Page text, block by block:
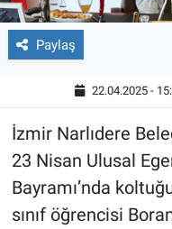
Paylaş
22.04.2025 -
İzmir Narlıdere
23 Nisan Ulusal
Bayramı’nda
sınıf öğrencisi